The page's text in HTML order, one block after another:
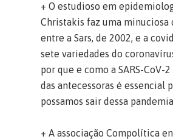
+ O estudioso em
Christakis faz uma minuciosa
entre a Sars, de 2002, e a
sete variedades do
por que e como a SARS-CoV-
das antecessoras é essencial
possamos sair dessa
+ A associação Compolítica